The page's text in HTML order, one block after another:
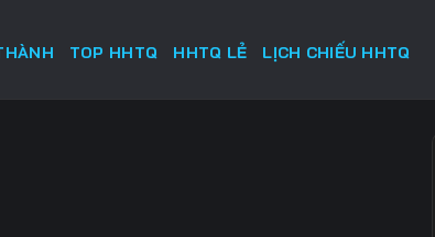
TOP HHTQ HHTQ LẺ LỊCH CHIẾU HHTQ